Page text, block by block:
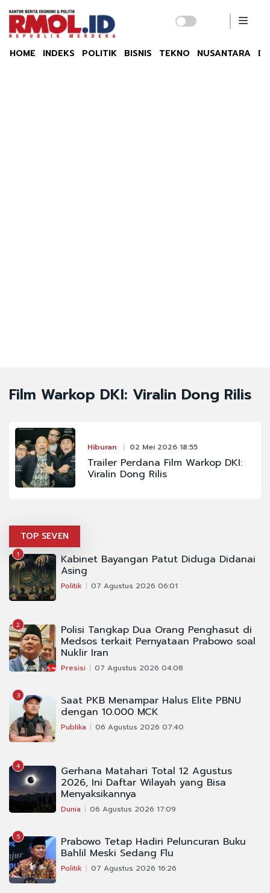
HOME INDEKS POLITIK BISNIS TEKNO NUSANTARA
Film Warkop DKI: Viralin Dong Rilis
Hiburan 02 Mei 2026 18:55
Trailer Perdana Film Warkop DKI:
Viralin Dong Rilis
TOP SEVEN
1 Kabinet Bayangan Patut Diduga Didanai
Asing
Politik 07 Agustus 2026 06:01
2 Polisi Tangkap Dua Orang Penghasut di
Medsos terkait Pernyataan Prabowo soal
Nuklir Iran
Presisi 07 Agustus 2026 04:08
3 Saat PKB Menampar Halus Elite PBNU
dengan 10.000 MCK
Publika 06 Agustus 2026 07:40
4 Gerhana Matahari Total 12 Agustus
2026, Ini Daftar Wilayah yang Bisa
Menyaksikannya
Dunia 06 Agustus 2026 17:09
5 Prabowo Tetap Hadiri Peluncuran Buku
Bahlil Meski Sedang Flu
Politik 07 Agustus 2026 16:26